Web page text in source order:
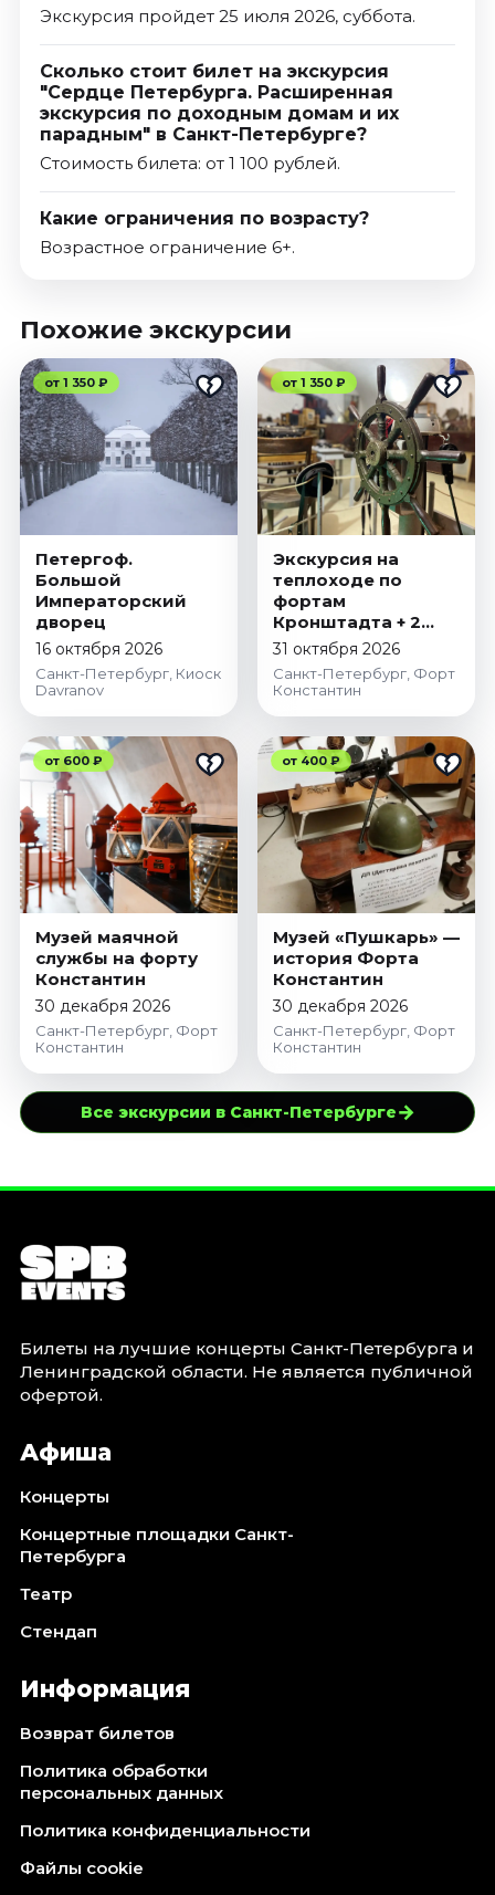
Экскурсия пройдет 25 июля 2026, суббота.
Сколько стоит билет на экскурсия
"Сердце Петербурга. Расширенная
экскурсия по доходным домам и их
парадным" в Санкт-Петербурге?
Стоимость билета: от 1 100 рублей.
Какие ограничения по возрасту?
Возрастное ограничение 6+.
Похожие экскурсии
от 1 350 ₽
Петергоф.
Большой
Императорский
дворец
16 октября 2026
Санкт-Петербург, Киоск
Davranov
от 1 350 ₽
Экскурсия на
теплоходе по
фортам
Кронштадта + 2
музея на форте
Константин
31 октября 2026
Санкт-Петербург, Форт
Константин
от 600 ₽
Музей маячной
службы на форту
Константин
30 декабря 2026
Санкт-Петербург, Форт
Константин
от 400 ₽
Музей «Пушкарь» —
история Форта
Константин
30 декабря 2026
Санкт-Петербург, Форт
Константин
Все экскурсии в Санкт-Петербурге→
Билеты на лучшие концерты Санкт-Петербурга и
Ленинградской области. Не является публичной
офертой.
Афиша
Концерты
Концертные площадки Санкт-
Петербурга
Театр
Стендап
Информация
Возврат билетов
Политика обработки
персональных данных
Политика конфиденциальности
Файлы cookie